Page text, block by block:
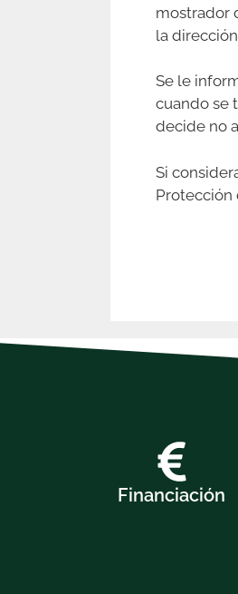
mostrador
la dirección
Se le
cuando se
decide no
Si
Protección
Financiación